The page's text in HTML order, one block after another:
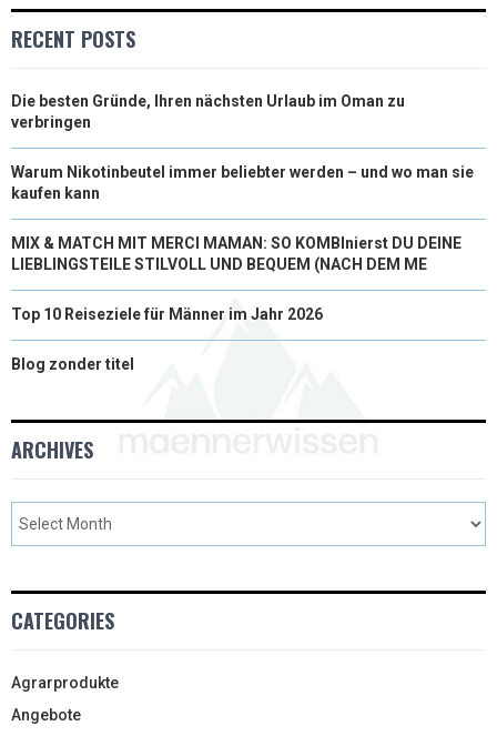
)
RECENT POSTS
Die besten Gründe, Ihren nächsten Urlaub im Oman zu
verbringen
Warum Nikotinbeutel immer beliebter werden – und wo man sie
kaufen kann
MIX & MATCH MIT MERCI MAMAN: SO KOMBInierst DU DEINE
LIEBLINGSTEILE STILVOLL UND BEQUEM (NACH DEM ME
Top 10 Reiseziele für Männer im Jahr 2026
Blog zonder titel
ARCHIVES
CATEGORIES
Agrarprodukte
Angebote